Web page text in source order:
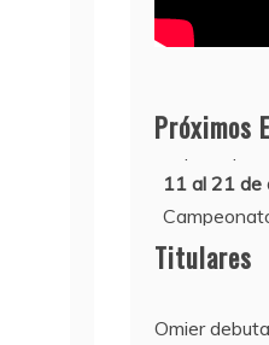
Próximos
11 al 21 de
2022
12 de agosto:
Empieza
Titulares
Omier